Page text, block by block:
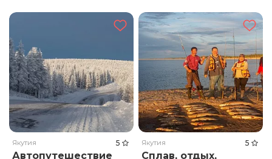
Якутия 5
Автопутешествие
Якутия 5
Сплав, отдых,